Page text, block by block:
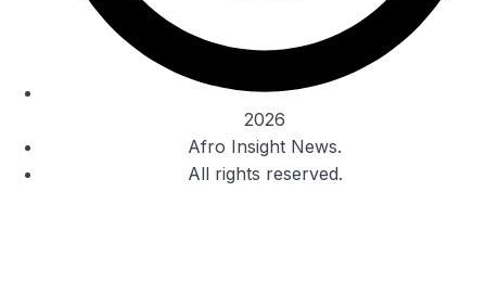
2026
Afro Insight News.
All rights reserved.